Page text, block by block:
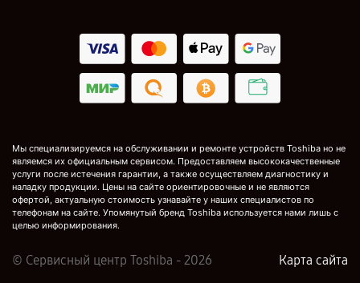
Мы специализируемся на обслуживании и ремонте устройств Toshiba но не
являемся их официальным сервисом. Предоставляем высококачественные
услуги после истечения гарантии, а также осуществляем диагностику и
наладку продукции. Цены на сайте ориентировочные и не являются
офертой, актуальную стоимость узнавайте у наших специалистов по
телефонам на сайте. Упомянутый бренд Toshiba используется нами лишь с
целью информирования.
© Сервисный центр Toshiba - 2026 Карта сайта